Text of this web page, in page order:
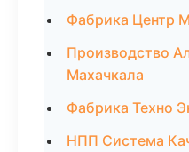
Фабрика Центр
Производство
Махачкала
Фабрика Техно
НПП Система